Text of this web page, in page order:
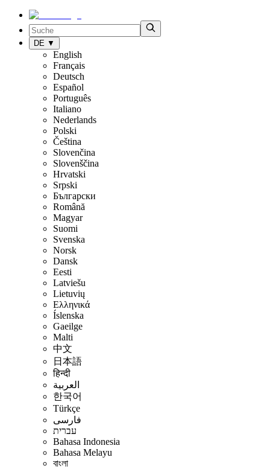
DE ▼
English
Français
Deutsch
Español
Português
Italiano
Nederlands
Polski
Čeština
Slovenčina
Slovenščina
Hrvatski
Srpski
Български
Română
Magyar
Suomi
Svenska
Norsk
Dansk
Eesti
Latviešu
Lietuvių
Ελληνικά
Íslenska
Gaeilge
Malti
中文
日本語
हिन्दी
العربية
한국어
Türkçe
فارسی
עברית
Bahasa Indonesia
Bahasa Melayu
বাংলা